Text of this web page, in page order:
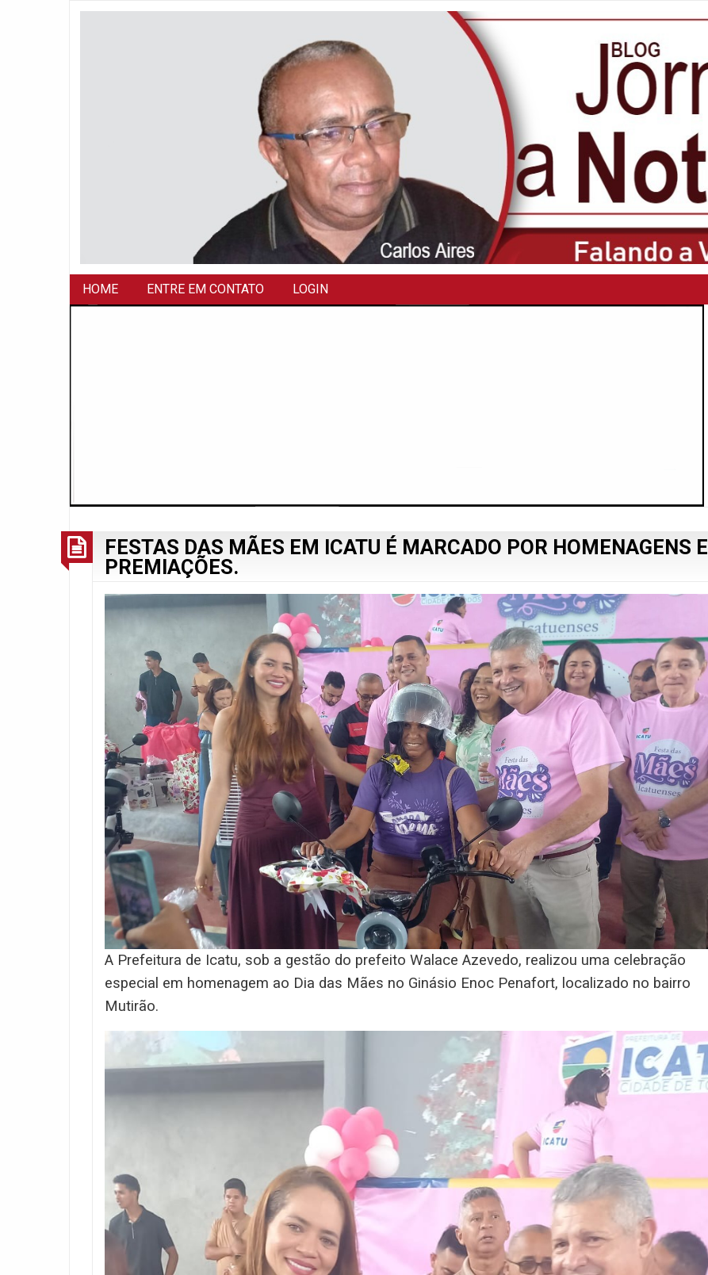
HOME ENTRE EM CONTATO LOGIN
FESTAS DAS MÃES EM ICATU É MARCADO POR HOMENAGENS E
PREMIAÇÕES.
A Prefeitura de Icatu, sob a gestão do prefeito Walace Azevedo, realizou uma celebração
especial em homenagem ao Dia das Mães no Ginásio Enoc Penafort, localizado no bairro
Mutirão.